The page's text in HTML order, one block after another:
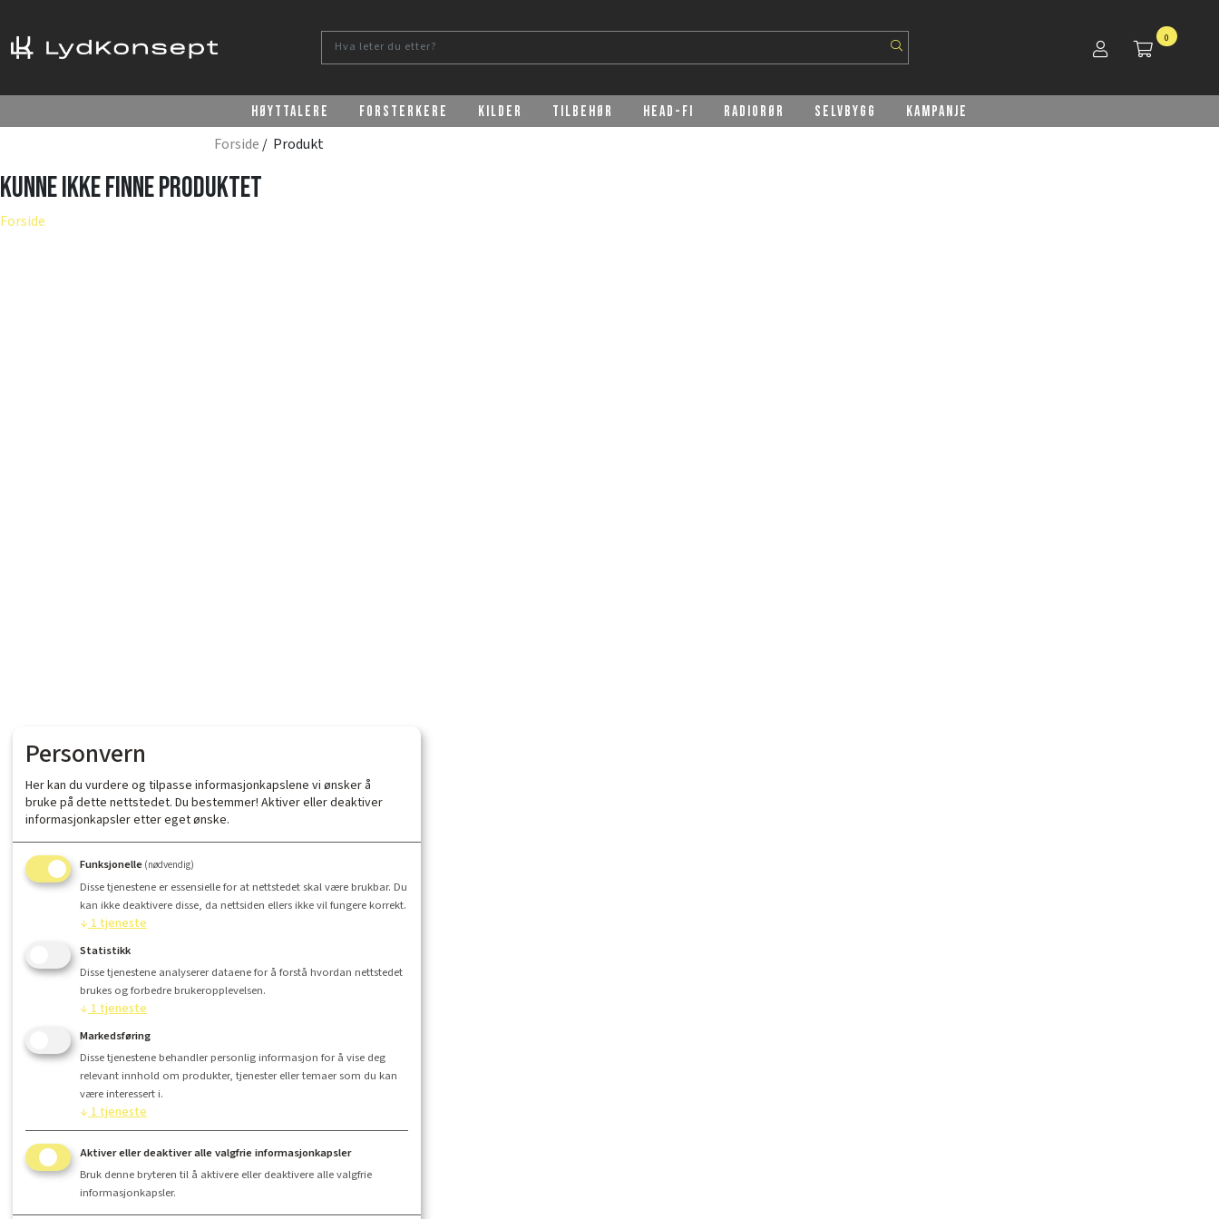
0
Høyttalere Forsterkere Kilder Tilbehør Head-Fi Radiorør Selvbygg Kampanje
Forside / Produkt
Kunne ikke finne produktet
Forside
Personvern
Her kan du vurdere og tilpasse informasjonkapslene vi ønsker å
bruke på dette nettstedet. Du bestemmer! Aktiver eller deaktiver
informasjonkapsler etter eget ønske.
Funksjonelle (nødvendig)
Disse tjenestene er essensielle for at nettstedet skal være brukbar. Du
kan ikke deaktivere disse, da nettsiden ellers ikke vil fungere korrekt.
↓ 1tjeneste
Statistikk
Disse tjenestene analyserer dataene for å forstå hvordan nettstedet
brukes og forbedre brukeropplevelsen.
↓ 1tjeneste
Markedsføring
Disse tjenestene behandler personlig informasjon for å vise deg
relevant innhold om produkter, tjenester eller temaer som du kan
være interessert i.
↓ 1tjeneste
Aktiver eller deaktiver alle valgfrie informasjonkapsler
Bruk denne bryteren til å aktivere eller deaktivere alle valgfrie
informasjonkapsler.